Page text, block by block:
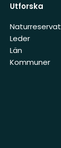
Utforska
Naturreservat
Leder
Län
Kommuner